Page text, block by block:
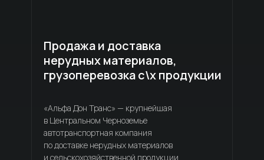
О КОМПАНИИ
СОБЫТИЯ
ВАКАНСИИ
СОТРУДНИЧЕСТВО
ОТЗЫВЫ
ПЕРЕВОЗКА СЕЛЬХОЗПРОДУКЦИИ
УСЛУГИ
Продажа и доставка
нерудных материалов,
грузоперевозка с\х продукции
«Альфа Дон Транс» — крупнейшая
в Центральном Черноземье
автотранспортная компания
по доставке нерудных материалов
и сельскохозяйственной продукции